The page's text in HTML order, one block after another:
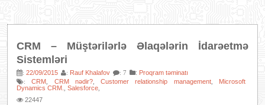
PROQRAMLAR
AVADANLIQLAR
CRM – Müştərilərlə Əlaqələrin İdarəetmə
Sistemləri
: 22/09/2015 : Rauf Khalafov : 7 : Proqram təminatı
:CRM CRM nədir?,Customer relationship management, Microsoft
Dynamics CRM.
Salesforce
22447